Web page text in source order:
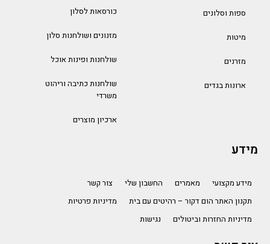
ספות וסלונים
מיטות
מזרנים
ארונות בגדים
כורסאות לסלון
מזנונים ושולחנות סלון
שולחנות ופינות אוכל
שולחנות כתיבה וריהוט
משרדי
ארכיון מוצרים
מידע
מידע מקצועי מאמרים החשבון שלי
צור קשר
תקנון האתר הום דקור – רהיטים עם בית
מדיניות פרטיות
מדיניות החזרות וביטולים
נגישות